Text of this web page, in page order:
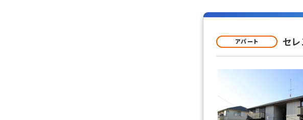
アパート セ